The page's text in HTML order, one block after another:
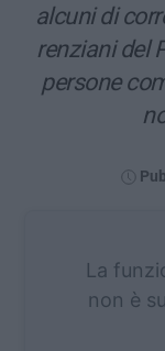
alcuni di
renziani del
persone
La
non è